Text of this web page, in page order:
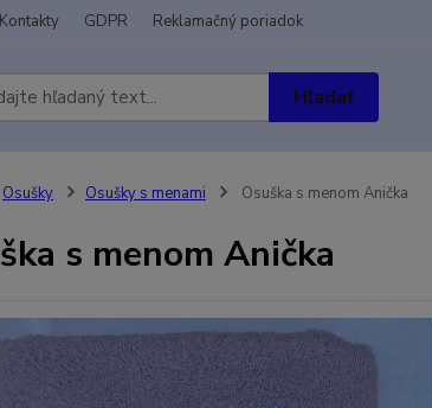
Kontakty GDPR Reklamačný poriadok
Hľadať
Osušky Osušky s menami Osuška s menom Anička
s menom Anička